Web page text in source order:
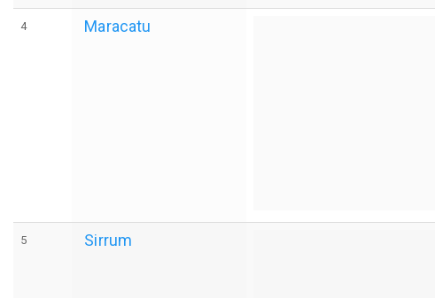
4 Maracatu
5 Sirrum